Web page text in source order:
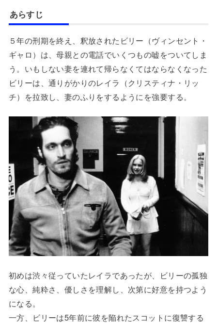
あらすじ
５年の刑期を終え、釈放されたビリー（ヴィンセント・
ギャロ）は、母親との電話でいくつもの嘘をついてしま
う。いもしない妻を連れて帰らなくてはならなくなった
ビリーは、通りがかりのレイラ（クリスティナ・リッ
チ）を拉致し、妻のふりをするようにを強要する。
初めは渋々従っていたレイラであったが、ビリーの孤独
な心、純粋さ、優しさを理解し、次第に好意を持つよう
になる。
一方、ビリーは5年前に彼を陥れたスコットに復讐する